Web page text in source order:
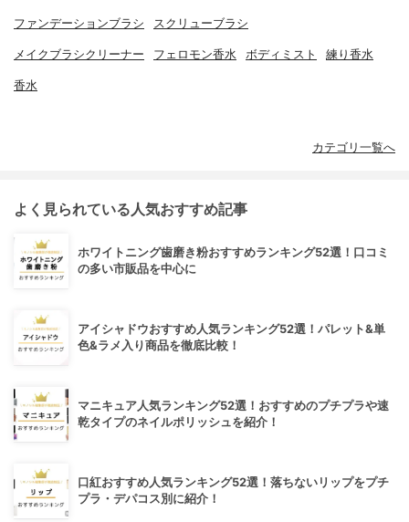
ファンデーションブラシ スクリューブラシ
メイクブラシクリーナー フェロモン香水 ボディミスト 練り香水
香水
カテゴリ一覧へ
よく見られている人気おすすめ記事
ホワイトニング歯磨き粉おすすめランキング52選！口コミ
の多い市販品を中心に
アイシャドウおすすめ人気ランキング52選！パレット&単
色&ラメ入り商品を徹底比較！
マニキュア人気ランキング52選！おすすめのプチプラや速
乾タイプのネイルポリッシュを紹介！
口紅おすすめ人気ランキング52選！落ちないリップをプチ
プラ・デパコス別に紹介！